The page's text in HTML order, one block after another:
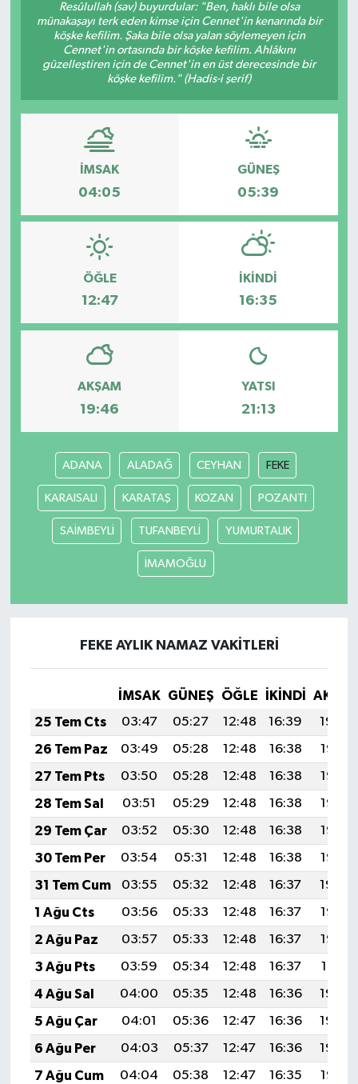
Resûlullah (sav) buyurdular: "Ben, haklı bile olsa
münakaşayı terk eden kimse için Cennet'in kenarında bir
köşke kefilim. Şaka bile olsa yalan söylemeyen için
Cennet'in ortasında bir köşke kefilim. Ahlâkını
güzelleştiren için de Cennet'in en üst derecesinde bir
köşke kefilim." (Hadis-i şerif)
İMSAK
04:05
GÜNEŞ
05:39
ÖĞLE
12:47
İKINDI
16:35
AKŞAM
19:46
YATSI
21:13
ADANA ALADAĞ CEYHAN FEKE
KARAISALI KARATAŞ KOZAN POZANTI
SAİMBEYLİ TUFANBEYLİ YUMURTALIK
İMAMOĞLU
FEKE AYLIK NAMAZ VAKITLERI
İMSAK GÜNEŞ ÖĞLE İKINDI
25 Tem Cts
03:47 05:27 12:48 16:39
19:59
26 Tem Paz
03:49 05:28 12:48 16:38
19:58
27 Tem Pts
03:50 05:28 12:48 16:38
19:58
28 Tem Sal
03:51 05:29 12:48 16:38
19:57
29 Tem Çar
03:52 05:30 12:48 16:38
19:56
30 Tem Per
03:54 05:31 12:48 16:38
19:55
31 Tem Cum
03:55 05:32 12:48 16:37
19:54
1 Ağu Cts
03:56 05:33 12:48 16:37
19:53
2 Ağu Paz
03:57 05:33 12:48 16:37
19:52
3 Ağu Pts
03:59 05:34 12:48 16:37
19:51
4 Ağu Sal
04:00 05:35 12:48 16:36
19:50
5 Ağu Çar
04:01 05:36 12:47 16:36
19:49
6 Ağu Per
04:03 05:37 12:47 16:36
19:48
7 Ağu Cum
04:04 05:38 12:47 16:35
19:47
Ekonomi
Genel
Haberde İnsan
Kültür Sanat
Magazin
Politika
Son Dakika
Yerel
AboneHaber Özel